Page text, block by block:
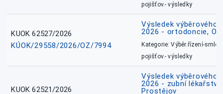
pojišťov.- výsledky
KUOK 62527/2026
KÚOK/29558/2026/OZ/7994
Výsledek výběrového
2026 - ortodoncie,
Kategorie: Výběr.řízení-
pojišťov.- výsledky
KUOK 62521/2026
Výsledek výběrového
2026 - zubní
Prostějov